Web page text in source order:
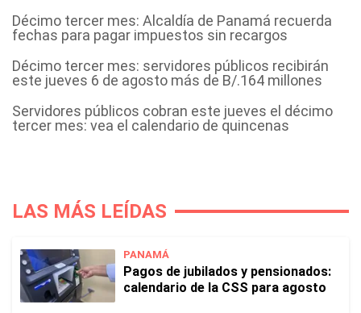
Décimo tercer mes: Alcaldía de Panamá recuerda
fechas para pagar impuestos sin recargos
Décimo tercer mes: servidores públicos recibirán
este jueves 6 de agosto más de B/.164 millones
Servidores públicos cobran este jueves el décimo
tercer mes: vea el calendario de quincenas
LAS MÁS LEÍDAS
PANAMÁ
Pagos de jubilados y pensionados:
calendario de la CSS para agosto